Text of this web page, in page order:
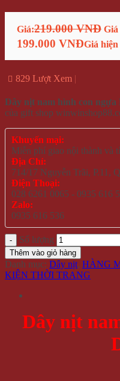
Giá:219.000 VNĐ Giá
199.000 VNĐGiá
829 Lượt Xem
Dây nịt nam hình con ngựa
của gift shop
Khuyến mại:
Miễn phí giao nội thành và
Địa Chỉ:
714/17 Nguyễn Trãi, P.11,
Điện Thoại:
028 6261 0065 - 0935 616
Zalo:
0935 616 536
Số lượng
Thêm vào giỏ hàng
Danh mục: Dây nịt, HÀNG
KIỆN THỜI TRANG
Dây nịt